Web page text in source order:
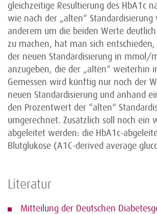
gleichzeitige Resultierung des HbA1c
wie nach der „alten“ Standardisierung
anderem um die beiden Werte
zu machen, hat man sich
der neuen Standardisierung in mmol/
anzugeben, die der „alten“ weiterhin
Gemessen wird künftig nur noch der
neuen Standardisierung und anhand
den Prozentwert der “alten“
umgerechnet. Zusätzlich soll noch ein
abgeleitet werden: die HbA1c-
Blutglukose (A1C-derived average
Literatur
Mitteilung der Deutschen